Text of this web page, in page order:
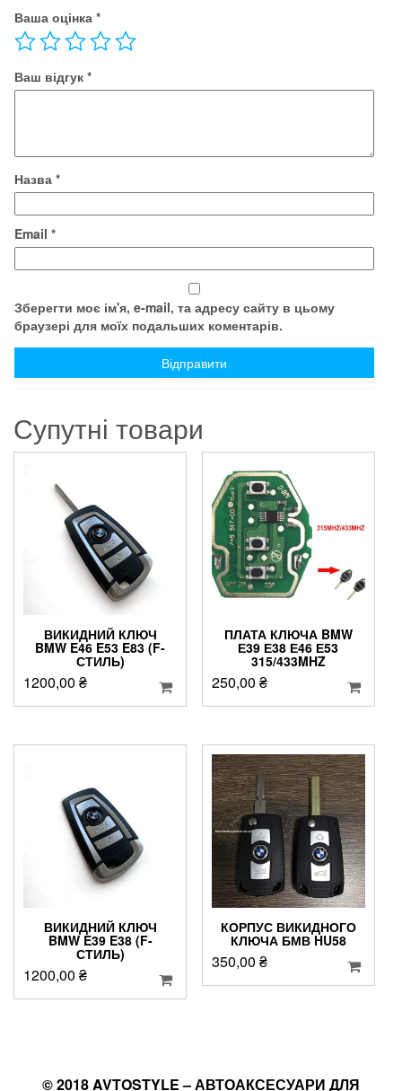
Ваша оцінка *
Ваш відгук *
Назва *
Email *
Зберегти моє ім'я, e-mail, та адресу сайту в цьому
браузері для моїх подальших коментарів.
Супутні товари
ВИКИДНИЙ КЛЮЧ
BMW E46 E53 E83 (F-
СТИЛЬ)
1200,00 ₴
ПЛАТА КЛЮЧА BMW
Е39 Е38 Е46 Е53
315/433MHZ
250,00 ₴
ВИКИДНИЙ КЛЮЧ
BMW E39 E38 (F-
СТИЛЬ)
1200,00 ₴
КОРПУС ВИКИДНОГО
КЛЮЧА БМВ HU58
350,00 ₴
© 2018 AVTOSTYLE – АВТОАКСЕСУАРИ ДЛЯ